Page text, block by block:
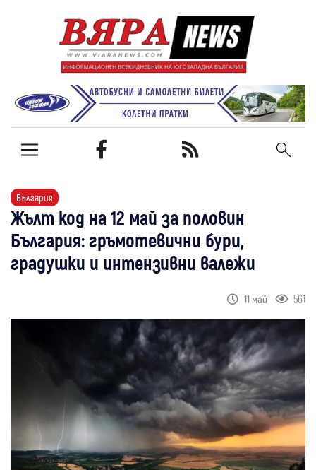
България
Жълт код на 12 май за половин
България: гръмотевични бури,
градушки и интензивни валежи
11 май 561